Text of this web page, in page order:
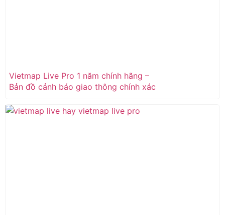
Vietmap Live Pro 1 năm chính hãng –
Bản đồ cảnh báo giao thông chính xác